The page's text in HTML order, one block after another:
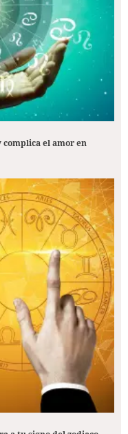
complica el amor en